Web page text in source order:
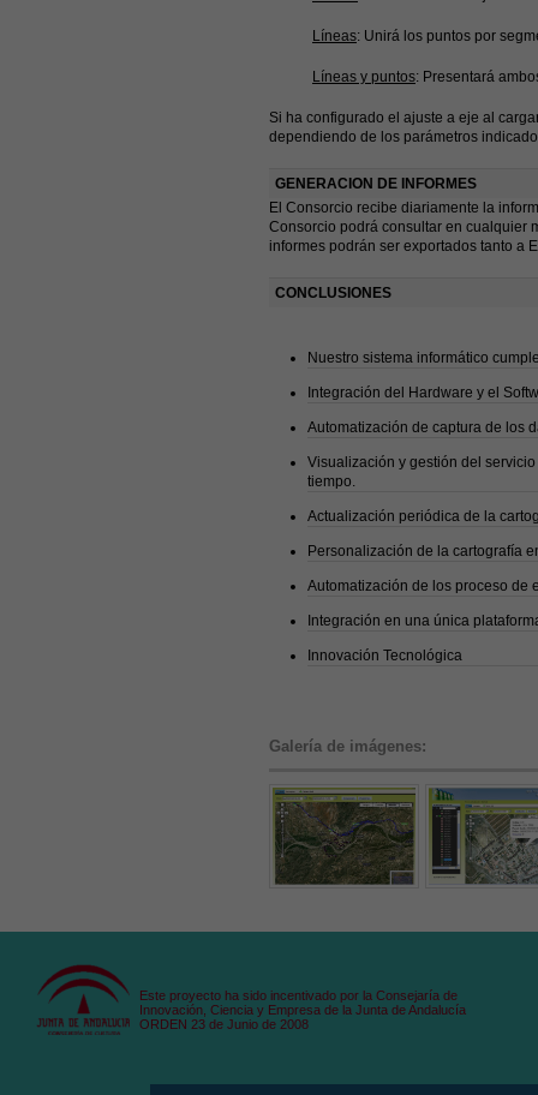
Líneas: Unirá los puntos por
Líneas y puntos: Presentará
Si ha configurado el ajuste a eje al
dependiendo de los parámetros
GENERACION DE INFORMES
El Consorcio recibe diariamente la
Consorcio podrá consultar en cualquier
informes podrán ser exportados tanto a
CONCLUSIONES
Nuestro sistema informático
Integración del Hardware y el
Automatización de captura de los
Visualización y gestión del
tiempo.
Actualización periódica de la
Personalización de la cartografía
Automatización de los proceso de
Integración en una única
Innovación Tecnológica
Galería de imágenes:
Este proyecto ha sido incentivado por la Consejaría de
Innovación, Ciencia y Empresa de la Junta de Andalucía
ORDEN 23 de Junio de 2008